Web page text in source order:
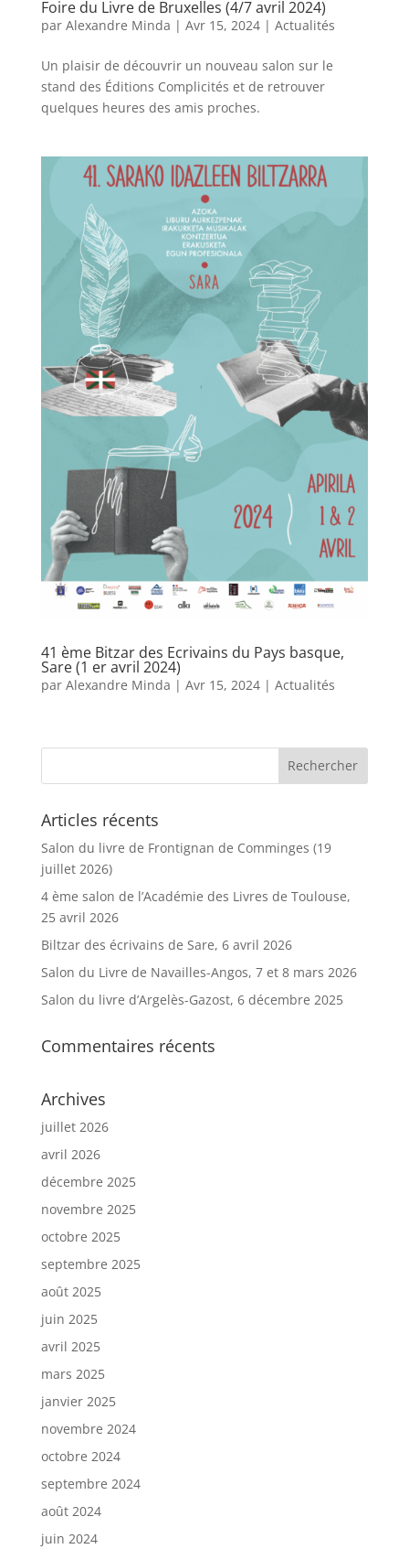
Foire du Livre de Bruxelles (4/7 avril 2024)
par Alexandre Minda | Avr 15, 2024| Actualités
Un plaisir de découvrir un nouveau salon sur le
stand des Éditions Complicités et de retrouver
quelques heures des amis proches.
41 ème Bitzar des Ecrivains du Pays basque,
Sare (1 er avril 2024)
par Alexandre Minda | Avr 15, 2024| Actualités
Articles récents
Salon du livre de Frontignan de Comminges (19
juillet 2026)
4 ème salon de l’Académie des Livres de Toulouse,
25 avril 2026
Biltzar des écrivains de Sare, 6 avril 2026
Salon du Livre de Navailles-Angos, 7 et 8 mars 2026
Salon du livre d’Argelès-Gazost, 6 décembre 2025
Commentaires récents
Archives
juillet 2026
avril 2026
décembre 2025
novembre 2025
octobre 2025
septembre 2025
août 2025
juin 2025
avril 2025
mars 2025
janvier 2025
novembre 2024
octobre 2024
septembre 2024
août 2024
juin 2024